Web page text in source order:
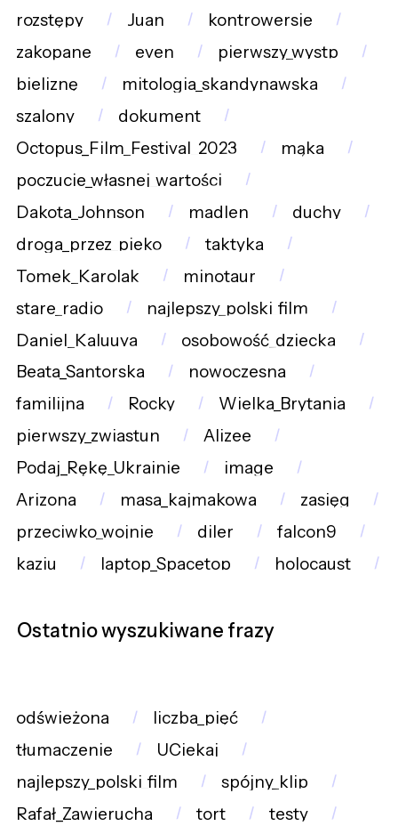
rozstępy
Juan
kontrowersje
zakopane
even
pierwszy_wystp
bieliznę
mitologia_skandynawska
szalony
dokument
Octopus_Film_Festival_2023
mąka
poczucie_własnej_wartości
Dakota_Johnson
madlen
duchy
droga_przez_pieko
taktyka
Tomek_Karolak
minotaur
stare_radio
najlepszy_polski_film
Daniel_Kaluuya
osobowość_dziecka
Beata_Santorska
nowoczesna
familijna
Rocky
Wielka_Brytania
pierwszy_zwiastun
Alizee
Podaj_Rękę_Ukrainie
image
Arizona
masa_kajmakowa
zasięg
przeciwko_wojnie
diler
falcon9
kaziu
laptop_Spacetop holocaust
Ostatnio wyszukiwane frazy
odświeżona
liczba_pięć
tłumaczenie
UCiekaj
najlepszy_polski_film
spójny_klip
Rafał_Zawierucha
tort
testy